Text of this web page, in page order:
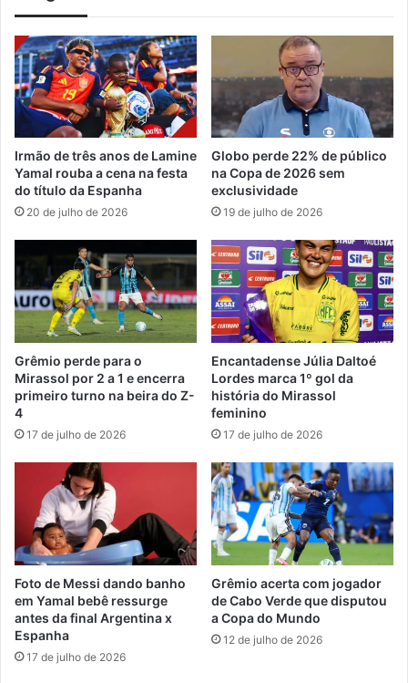
Irmão de três anos de Lamine
Yamal rouba a cena na festa
do título da Espanha
20 de julho de 2026
Globo perde 22% de público
na Copa de 2026 sem
exclusividade
19 de julho de 2026
Grêmio perde para o
Mirassol por 2 a 1 e encerra
primeiro turno na beira do Z-
4
17 de julho de 2026
Encantadense Júlia Daltoé
Lordes marca 1º gol da
história do Mirassol
feminino
17 de julho de 2026
Foto de Messi dando banho
em Yamal bebê ressurge
antes da final Argentina x
Espanha
17 de julho de 2026
Grêmio acerta com jogador
de Cabo Verde que disputou
a Copa do Mundo
12 de julho de 2026